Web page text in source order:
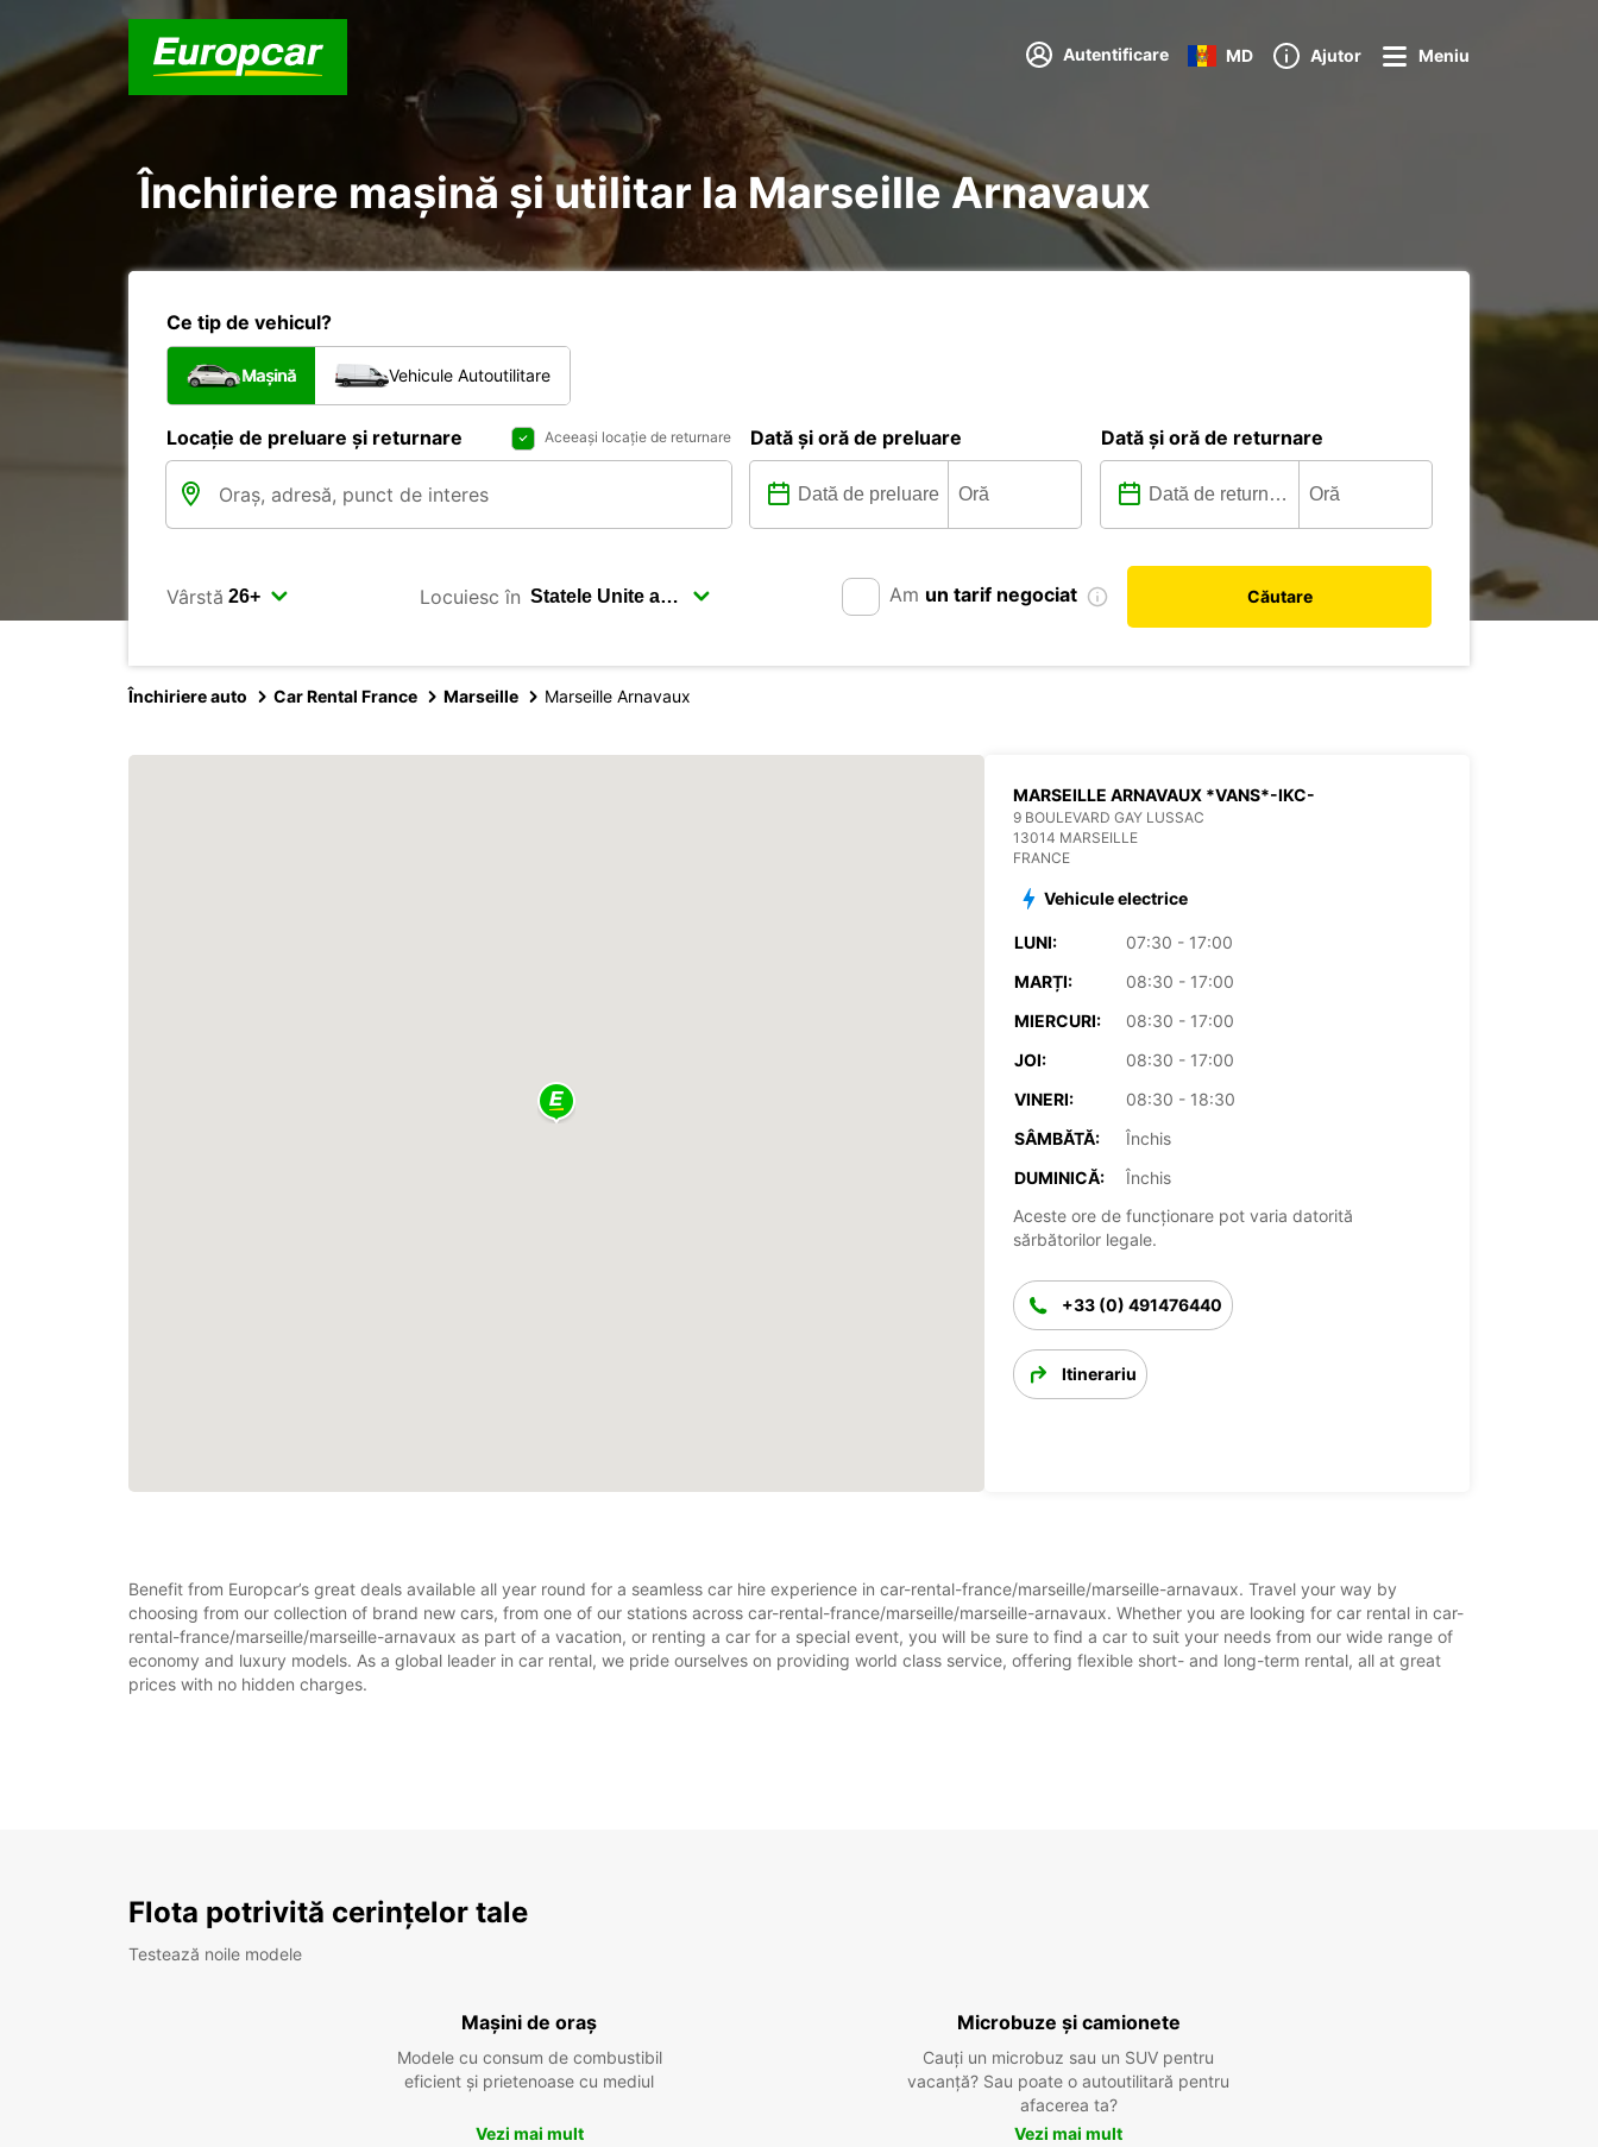
Autentificare MD Ajutor Meniu
Închiriere mașină și utilitar la Marseille Arnavaux
Ce tip de vehicul?
Mașină Vehicule Autoutilitare
Locație de preluare și returnare Aceeași locație de returnare Dată și oră de preluare Dată și oră de returnare
Vârstă Locuiesc în Am un tarif negociat Căutare
Închiriere auto Car Rental France Marseille Marseille Arnavaux
MARSEILLE ARNAVAUX *VANS*-IKC-
9 BOULEVARD GAY LUSSAC
13014 MARSEILLE
FRANCE
Vehicule electrice
LUNI:
07:30 - 17:00
MARȚI:
08:30 - 17:00
MIERCURI:
08:30 - 17:00
JOI:
08:30 - 17:00
VINERI:
08:30 - 18:30
SÂMBĂTĂ:
Închis
DUMINICĂ:
Închis
Aceste ore de funcționare pot varia datorită
sărbătorilor legale.
+33 (0) 491476440
Itinerariu
Benefit from Europcar’s great deals available all year round for a seamless car hire experience in car-rental-france/marseille/marseille-arnavaux. Travel your way by
choosing from our collection of brand new cars, from one of our stations across car-rental-france/marseille/marseille-arnavaux. Whether you are looking for car rental in car-
rental-france/marseille/marseille-arnavaux as part of a vacation, or renting a car for a special event, you will be sure to find a car to suit your needs from our wide range of
economy and luxury models. As a global leader in car rental, we pride ourselves on providing world class service, offering flexible short- and long-term rental, all at great
prices with no hidden charges.
Flota potrivită cerințelor tale
Testează noile modele
Mașini de oraș
Modele cu consum de combustibil
eficient și prietenoase cu mediul
Vezi mai mult
Microbuze și camionete
Cauți un microbuz sau un SUV pentru
vacanță? Sau poate o autoutilitară pentru
afacerea ta?
Vezi mai mult